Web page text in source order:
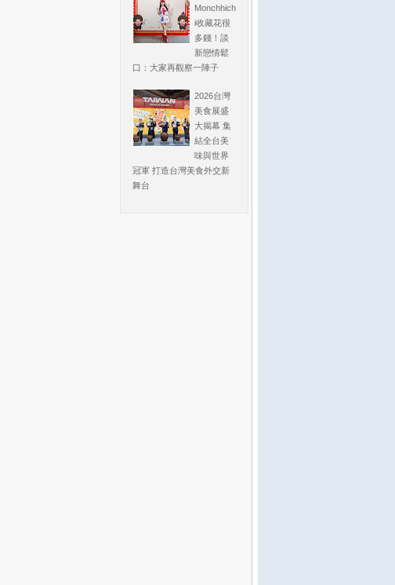
Monchhich
i收藏花很
多錢！談
新戀情鬆
口：大家再觀察一陣子
2026台灣
美食展盛
大揭幕 集
結全台美
味與世界
冠軍 打造台灣美食外交新
舞台